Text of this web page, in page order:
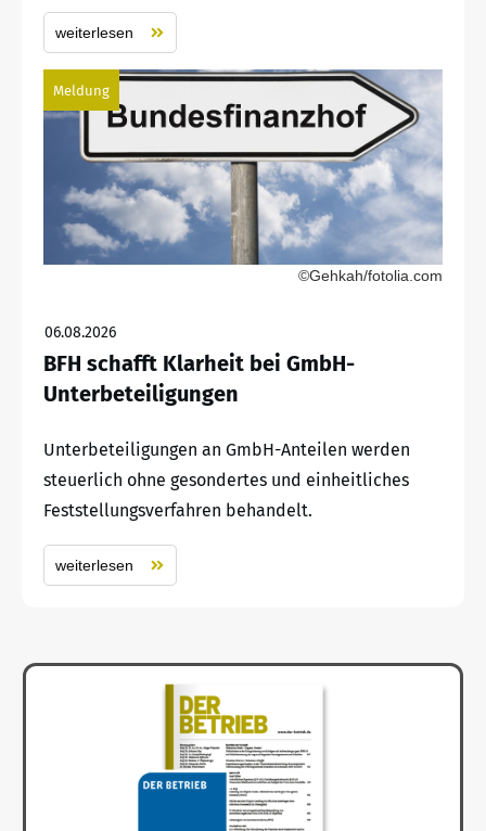
weiterlesen
Meldung
©Gehkah/fotolia.com
06.08.2026
BFH schafft Klarheit bei GmbH-
Unterbeteiligungen
Unterbeteiligungen an GmbH-Anteilen werden
steuerlich ohne gesondertes und einheitliches
Feststellungsverfahren behandelt.
weiterlesen